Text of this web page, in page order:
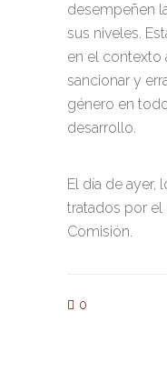
desempeñen
sus niveles.
en el contexto
sancionar y
género en
desarrollo.
El día de ayer,
tratados por el
Comisión.
0